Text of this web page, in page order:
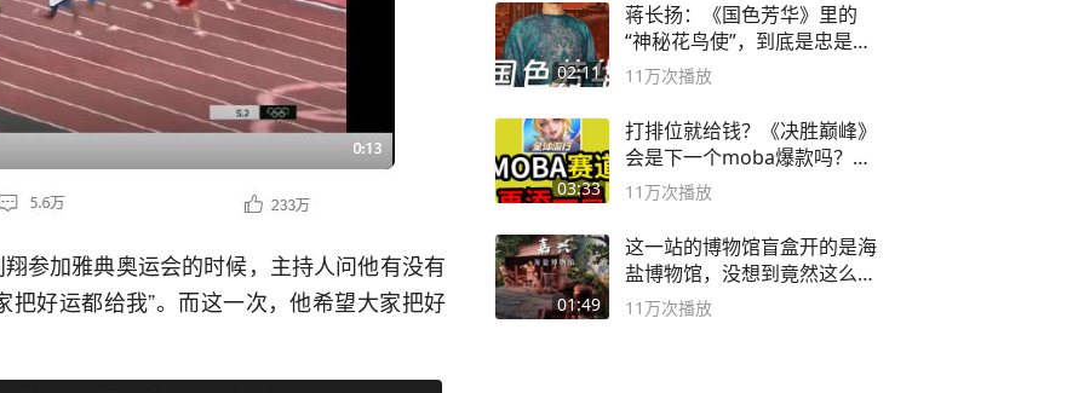
参加雅典奥运会的时候，主持人问他有没有
好运都给我”。而这一次，他希望大家把好
02:11
蒋长扬：《国色芳华》里的
“神秘花鸟使”，到底是忠是
奸？
11万次播放
03:33
打排位就给钱？《决胜巅峰》
会是下一个moba爆款吗？#
决胜巅峰
11万次播放
01:49
这一站的博物馆盲盒开的是海
盐博物馆，没想到竟然这么好
逛！
11万次播放